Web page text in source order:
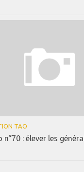
TAO
n°70 : élever les